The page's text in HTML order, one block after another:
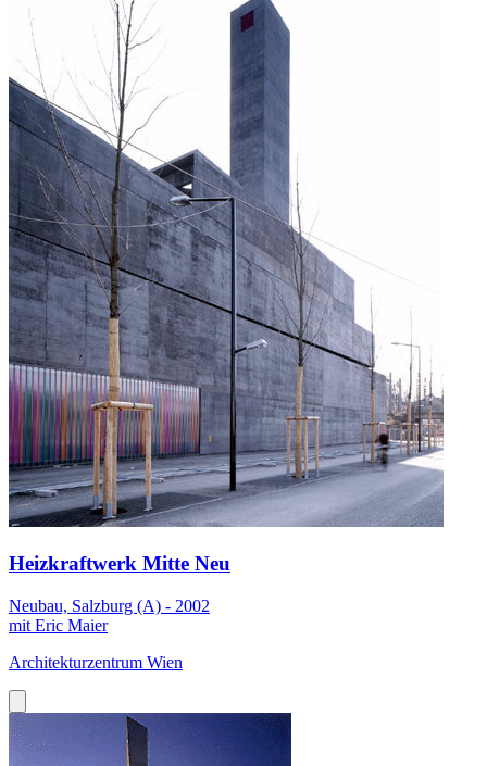
Heizkraftwerk Mitte Neu
Neubau, Salzburg (A) - 2002
mit Eric Maier
Architekturzentrum Wien